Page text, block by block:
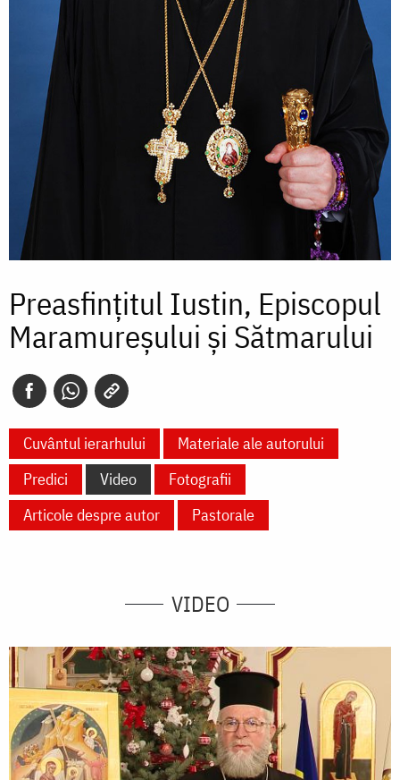
Preasfințitul Iustin, Episcopul
Maramureșului și Sătmarului
Cuvântul ierarhului
Materiale ale autorului
Predici
Video
Fotografii
Articole despre autor
Pastorale
VIDEO